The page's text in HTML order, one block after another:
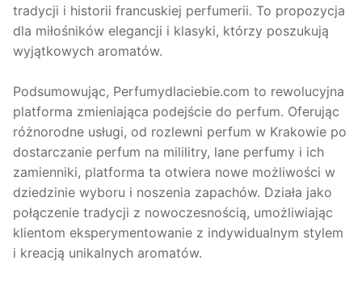
tradycji i historii francuskiej perfumerii. To propozycja
dla miłośników elegancji i klasyki, którzy poszukują
wyjątkowych aromatów.
Podsumowując, Perfumydlaciebie.com to rewolucyjna
platforma zmieniająca podejście do perfum. Oferując
różnorodne usługi, od rozlewni perfum w Krakowie po
dostarczanie perfum na mililitry, lane perfumy i ich
zamienniki, platforma ta otwiera nowe możliwości w
dziedzinie wyboru i noszenia zapachów. Działa jako
połączenie tradycji z nowoczesnością, umożliwiając
klientom eksperymentowanie z indywidualnym stylem
i kreacją unikalnych aromatów.